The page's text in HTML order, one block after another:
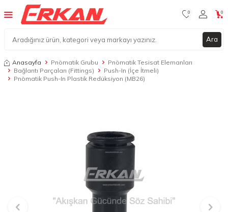
Ara
0 0
Anasayfa Pnömatik Grubu
Pnömatik Tesisat Elemanları
Bağlantı Parçaları (Fittings)
Push-In (İçe İtmeli)
Pnömatik Push-In Plastik Redüksiyon (MB26)